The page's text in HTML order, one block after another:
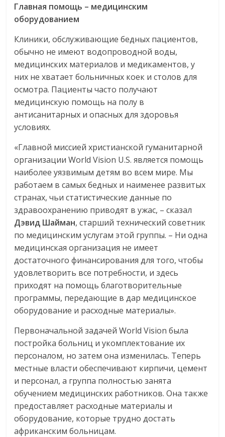
Главная помощь – медицинским
оборудованием
Клиники, обслуживающие бедных пациентов,
обычно не имеют водопроводной воды,
медицинских материалов и медикаментов, у
них не хватает больничных коек и столов для
осмотра. Пациенты часто получают
медицинскую помощь на полу в
антисанитарных и опасных для здоровья
условиях.
«Главной миссией христианской гуманитарной
организации World Vision U.S. является помощь
наиболее уязвимым детям во всем мире. Мы
работаем в самых бедных и наименее развитых
странах, чьи статистические данные по
здравоохранению приводят в ужас, – сказал
Дэвид Шайман, старший технический советник
по медицинским услугам этой группы. – Ни одна
медицинская организация не имеет
достаточного финансирования для того, чтобы
удовлетворить все потребности, и здесь
приходят на помощь благотворительные
программы, передающие в дар медицинское
оборудование и расходные материалы».
Первоначальной задачей World Vision была
постройка больниц и укомплектование их
персоналом, но затем она изменилась. Теперь
местные власти обеспечивают кирпичи, цемент
и персонал, а группа полностью занята
обучением медицинских работников. Она также
предоставляет расходные материалы и
оборудование, которые трудно достать
африканским больницам.